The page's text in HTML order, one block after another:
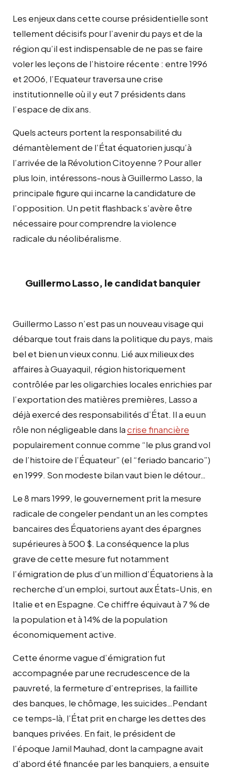
Les enjeux dans cette course présidentielle sont
tellement décisifs pour l’avenir du pays et de la
région qu’il est indispensable de ne pas se faire
voler les leçons de l’histoire récente : entre 1996
et 2006, l’Equateur traversa une crise
institutionnelle où il y eut 7 présidents dans
l’espace de dix ans.
Quels acteurs portent la responsabilité du
démantèlement de l’État équatorien jusqu’à
l’arrivée de la Révolution Citoyenne ? Pour aller
plus loin, intéressons-nous à Guillermo Lasso, la
principale figure qui incarne la candidature de
l’opposition. Un petit flashback s’avère être
nécessaire pour comprendre la violence
radicale du néolibéralisme.
Guillermo Lasso, le candidat banquier
Guillermo Lasso n’est pas un nouveau visage qui
débarque tout frais dans la politique du pays, mais
bel et bien un vieux connu. Lié aux milieux des
affaires à Guayaquil, région historiquement
contrôlée par les oligarchies locales enrichies par
l’exportation des matières premières, Lasso a
déjà exercé des responsabilités d’État. Il a eu un
rôle non négligeable dans lacrise financière
populairement connue comme “le plus grand vol
de l’histoire de l’Équateur” (el “feriado bancario”)
en 1999. Son modeste bilan vaut bien le détour…
Le 8 mars 1999, le gouvernement prit la mesure
radicale de congeler pendant un an les comptes
bancaires des Équatoriens ayant des épargnes
supérieures à 500 $. La conséquence la plus
grave de cette mesure fut notamment
l’émigration de plus d’un million d’Équatoriens à la
recherche d’un emploi, surtout aux États-Unis, en
Italie et en Espagne. Ce chiffre équivaut à 7 % de
la population et à 14% de la population
économiquement active.
Cette énorme vague d’émigration fut
accompagnée par une recrudescence de la
pauvreté, la fermeture d’entreprises, la faillite
des banques, le chômage, les suicides…Pendant
ce temps-là, l’État prit en charge les dettes des
banques privées. En fait, le président de
l’époque Jamil Mauhad, dont la campagne avait
d’abord été financée par les banquiers, a ensuite